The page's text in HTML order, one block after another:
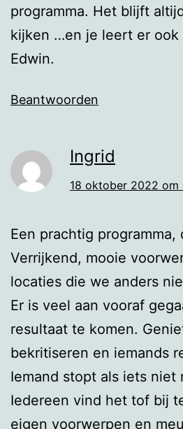
programma. Het blijft
kijken …en je leert er ook
Edwin.
Beantwoorden
Ingrid
18 oktober 2022 om
Een prachtig
Verrijkend, mooie
locaties die we anders
Er is veel aan vooraf
resultaat te komen.
bekritiseren en iemands
Iemand stopt als iets niet
Iedereen vind het tof bij
eigen voorwerpen en